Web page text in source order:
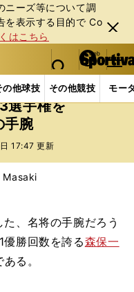
ニーズ等について調
を表⽰する⽬的で Co
はこちら
閉じ
る
web Sportiva (webスポルティーバ)
検索
マイペ
ー
ジ
メニュ
の他球技 その他競技 モー
ー代表 日本代表 静
選手権を
手腕
17:47 更新
、名将の手腕だろう
勝回数を誇る森保一
る。